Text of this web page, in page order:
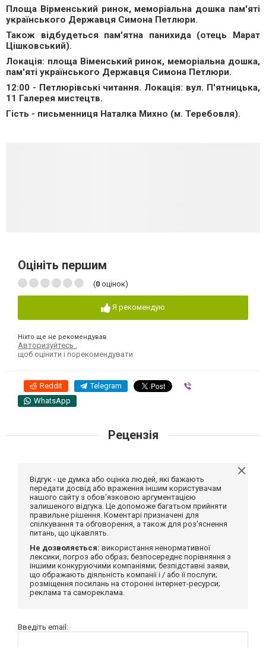
Площа Вірменський ринок, меморіальна дошка пам'яті
українського Державця Симона Петлюри.
Також відбудеться пам'ятна панихида (отець Марат
Цішковський).
Локація: площа Віменський ринок, меморіальна дошка,
пам'яті українського Державця Симона Петлюри.
12:00 - Петлюрівські читання. Локація: вул. П'ятницька,
11 Галерея мистецтв.
Гість - письменниця Наталка Михно (м. Теребовля).
Оцініть першим
(0 оцінок)
Я рекомендую
Ніхто ще не рекомендував
Авторизуйтесь
щоб оцінити і порекомендувати
Reddit Telegram
WhatsApp
Рецензія
Відгук - це думка або оцінка людей, які бажають
передати досвід або враження іншим користувачам
нашого сайту з обов'язковою аргументацією
залишеного відгука. Це допоможе багатьом прийняти
правильне рішення. Коментарі призначені для
спілкування та обговорення, а також для роз'яснення
питань, що цікавлять.
Не дозволяється: використання ненормативної
лексики, погроз або образ; безпосереднє порівняння з
іншими конкуруючими компаніями; безпідставні заяви,
що ображають діяльність компанії і / або її послуги;
розміщення посилань на сторонні інтернет-ресурси;
реклама та самореклама.
Введіть email: